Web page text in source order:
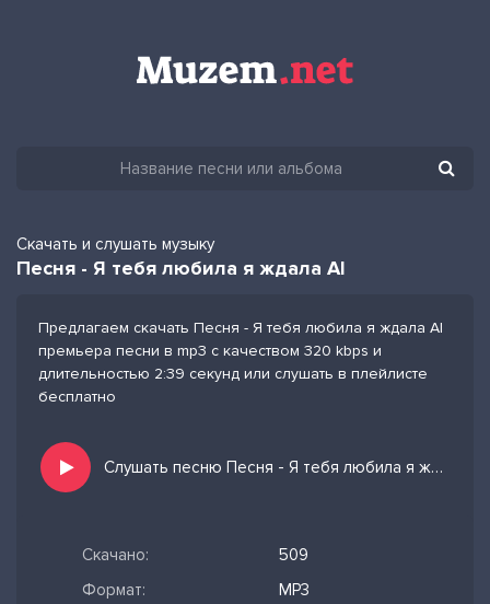
Скачать и слушать музыку
Песня - Я тебя любила я ждала AI
Предлагаем скачать Песня - Я тебя любила я ждала AI
премьера песни в mp3 с качеством 320 kbps и
длительностью 2:39 секунд или слушать в плейлисте
бесплатно
Слушать песню Песня - Я тебя любила я ждала AI и добавить в избранных
Скачано:
509
Формат:
MP3